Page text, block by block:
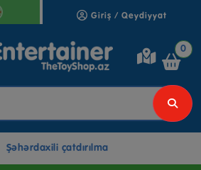
Giriş / Qeydiyyat
0
Şəhərdaxili çatdırılma